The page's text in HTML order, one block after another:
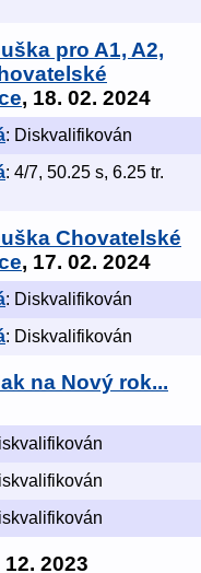
pro A1, A2,
, 18. 02. 2024
: Diskvalifikován
: 4/7, 50.25 s, 6.25 tr.
Chovatelské
, 17. 02. 2024
: Diskvalifikován
: Diskvalifikován
na Nový rok...
12. 2023